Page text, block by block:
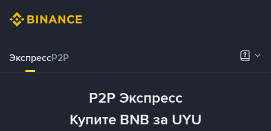
ЭкспрессP2P
P2P Экспресс
Купите BNB за UYU